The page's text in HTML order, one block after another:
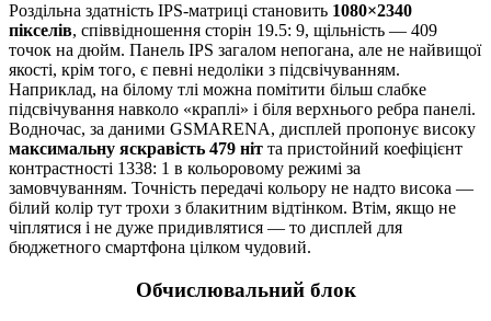
Роздільна здатність IPS-матриці становить 1080×2340
пікселів, співвідношення сторін 19.5: 9, щільність — 409
точок на дюйм. Панель IPS загалом непогана, але не найвищої
якості, крім того, є певні недоліки з підсвічуванням.
Наприклад, на білому тлі можна помітити більш слабке
підсвічування навколо «краплі» і біля верхнього ребра панелі.
Водночас, за даними GSMARENA, дисплей пропонує високу
максимальну яскравість 479 ніт та пристойний коефіцієнт
контрастності 1338: 1 в кольоровому режимі за
замовчуванням. Точність передачі кольору не надто висока —
білий колір тут трохи з блакитним відтінком. Втім, якщо не
чіплятися і не дуже придивлятися — то дисплей для
бюджетного смартфона цілком чудовий.
Обчислювальний блок